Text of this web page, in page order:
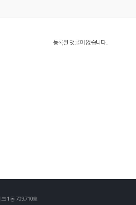
등록된 댓글이 없습니다.
1동 709,710호